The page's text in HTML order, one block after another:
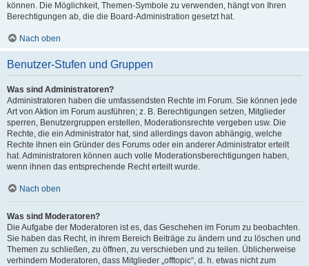
können. Die Möglichkeit, Themen-Symbole zu verwenden, hängt von Ihren
Berechtigungen ab, die die Board-Administration gesetzt hat.
Nach oben
Benutzer-Stufen und Gruppen
Was sind Administratoren?
Administratoren haben die umfassendsten Rechte im Forum. Sie können jede
Art von Aktion im Forum ausführen; z. B. Berechtigungen setzen, Mitglieder
sperren, Benutzergruppen erstellen, Moderationsrechte vergeben usw. Die
Rechte, die ein Administrator hat, sind allerdings davon abhängig, welche
Rechte ihnen ein Gründer des Forums oder ein anderer Administrator erteilt
hat. Administratoren können auch volle Moderationsberechtigungen haben,
wenn ihnen das entsprechende Recht erteilt wurde.
Nach oben
Was sind Moderatoren?
Die Aufgabe der Moderatoren ist es, das Geschehen im Forum zu beobachten.
Sie haben das Recht, in ihrem Bereich Beiträge zu ändern und zu löschen und
Themen zu schließen, zu öffnen, zu verschieben und zu teilen. Üblicherweise
verhindern Moderatoren, dass Mitglieder „offtopic“, d. h. etwas nicht zum